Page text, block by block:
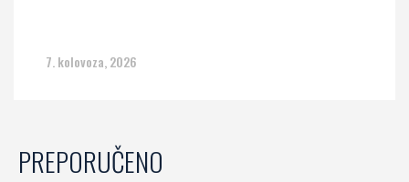
7. kolovoza, 2026
PREPORUČENO